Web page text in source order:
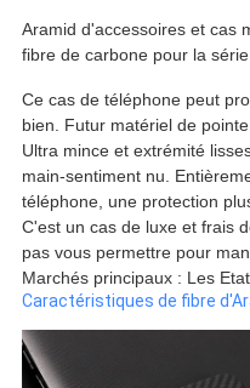
Aramid d'accessoires et cas
fibre de carbone pour la
Ce cas de téléphone peut
bien. Futur matériel de
Ultra mince et extrémité
main-sentiment nu.
téléphone, une protection
C'est un cas de luxe et frais
pas vous permettre pour
Marchés principaux : Les
Caractéristiques de fibre